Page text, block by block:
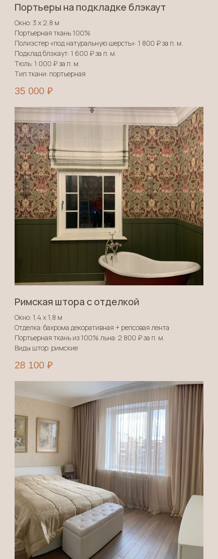
Портьеры на подкладке блэкаут
Окно: 3 х 2,8 м
Портьерная ткань 100%
Полиэстер «под натуральную шерсть»: 1 800 ₽ за п. м.
Подклад блэкаут: 1 600 ₽ за п. м.
Тюль: 1 000 ₽ за п. м.
Тип ткани: портьерная
35 000 ₽
Римская штора с отделкой
Окно: 1,4 х 1,8 м
Отделка: бахрома декоративная + репсовая лента
Портьерная ткань из 100% льна: 2 800 ₽ за п. м.
Виды штор: римские
28 100 ₽
Потому что сюрпризы должны
быть приятными,
а долгожданный результат —
предсказуемым